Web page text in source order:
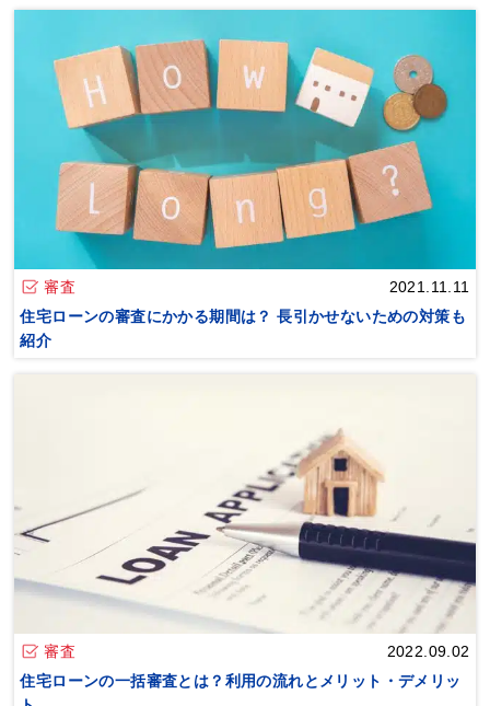
審査
2021.11.11
住宅ローンの審査にかかる期間は？ 長引かせないための対策も
紹介
審査
2022.09.02
住宅ローンの一括審査とは？利用の流れとメリット・デメリッ